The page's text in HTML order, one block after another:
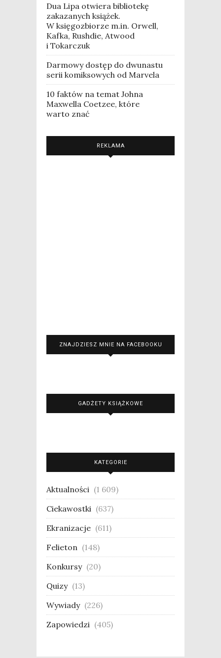
Dua Lipa otwiera bibliotekę
zakazanych książek.
W księgozbiorze m.in. Orwell,
Kafka, Rushdie, Atwood
i Tokarczuk
Darmowy dostęp do dwunastu
serii komiksowych od Marvela
10 faktów na temat Johna
Maxwella Coetzee, które
warto znać
REKLAMA
ZNAJDZIESZ MNIE NA FACEBOOKU
GADŻETY KSIĄŻKOWE
KATEGORIE
Aktualności (1 609)
Ciekawostki (637)
Ekranizacje (611)
Felieton (148)
Konkursy (20)
Quizy (13)
Wywiady (226)
Zapowiedzi (405)